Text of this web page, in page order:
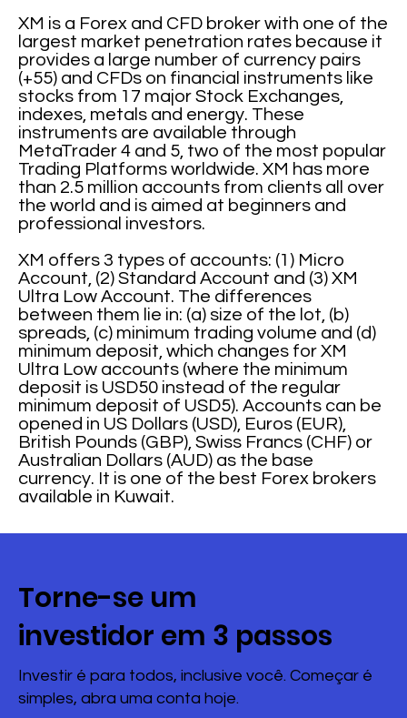
XM is a Forex and CFD broker with one of the
largest market penetration rates because it
provides a large number of currency pairs
(+55) and CFDs on financial instruments like
stocks from 17 major Stock Exchanges,
indexes, metals and energy. These
instruments are available through
MetaTrader 4 and 5, two of the most popular
Trading Platforms worldwide. XM has more
than 2.5 million accounts from clients all over
the world and is aimed at beginners and
professional investors.
XM offers 3 types of accounts: (1) Micro
Account, (2) Standard Account and (3) XM
Ultra Low Account. The differences
between them lie in: (a) size of the lot, (b)
spreads, (c) minimum trading volume and (d)
minimum deposit, which changes for XM
Ultra Low accounts (where the minimum
deposit is USD50 instead of the regular
minimum deposit of USD5). Accounts can be
opened in US Dollars (USD), Euros (EUR),
British Pounds (GBP), Swiss Francs (CHF) or
Australian Dollars (AUD) as the base
currency. It is one of the best Forex brokers
available in Kuwait.
Torne-se um
investidor em 3 passos
Investir é para todos, inclusive você. Começar é
simples, abra uma conta hoje.